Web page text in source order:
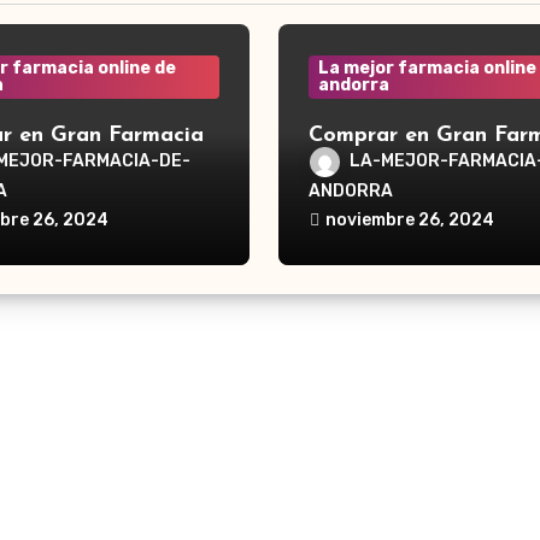
farmacia online de
en Gran Farmacia
Waterpik®
Traveler WP-300
FARMACIA-DE-
26, 2024
La mejor farmacia online
andorra
Comprar en Gran
Andorra Waterpik®
Irrigador Ultra Plus
LA-MEJOR-
ANDORRA
noviembre 26, 2024